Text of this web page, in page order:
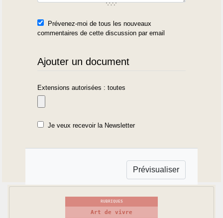
Prévenez-moi de tous les nouveaux
commentaires de cette discussion par email
Ajouter un document
Extensions autorisées : toutes
Je veux recevoir la Newsletter
RUBRIQUES
Art de vivre